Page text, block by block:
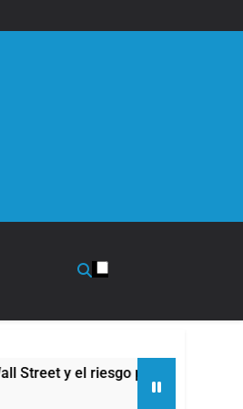
al borde de los 450 puntos